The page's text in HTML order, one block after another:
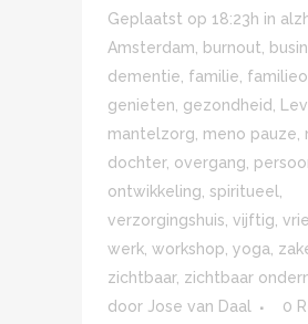
Geplaatst op 18:23h in
Amsterdam
burnout
dementie familie
genieten gezondheid
mantelzorg meno pauze
dochter, overgang
ontwikkeling spiritueel
verzorgingshuis vijftig
werk workshop yoga
zichtbaar, zichtbaar
door Jose van Daal
0